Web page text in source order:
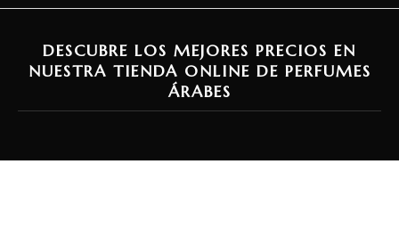
DESCUBRE LOS MEJORES PRECIOS EN
NUESTRA TIENDA ONLINE DE PERFUMES
ÁRABES